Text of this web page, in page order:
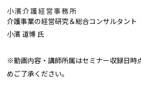
小濱介護経営事務所
介護事業の経営研究＆総合コンサルタント
小濱 道博 氏
※動画内容・講師所属はセミナー収録日時
めご了承ください。